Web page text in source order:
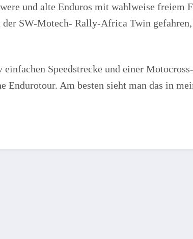
und alte Enduros mit wahlweise freiem
SW-Motech- Rally-Africa Twin
Speedstrecke und einer
Endurotour. Am besten sieht man das in